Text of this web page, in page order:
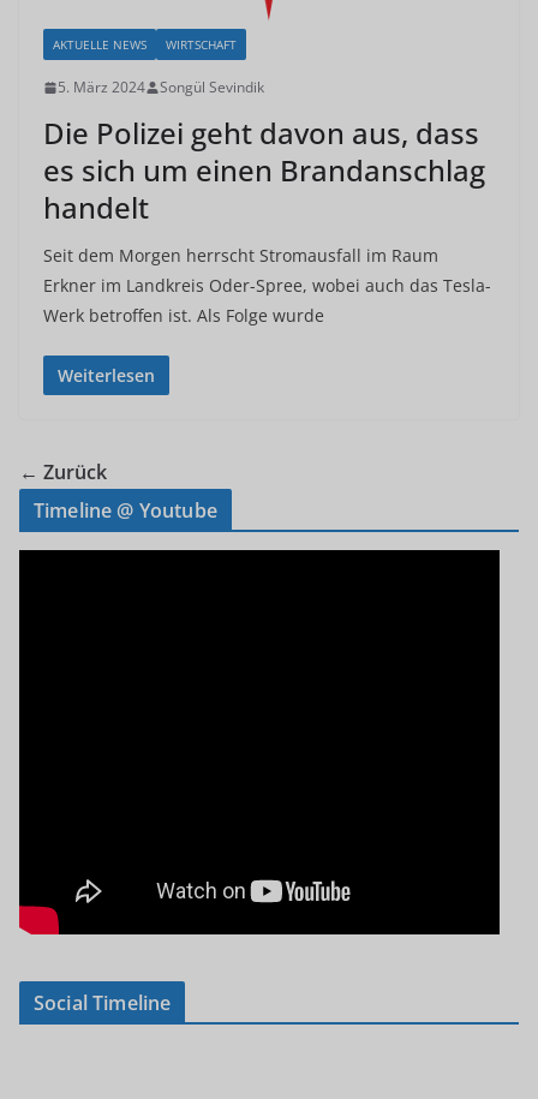
AKTUELLE NEWS WIRTSCHAFT
5. März 2024 Songül Sevindik
Die Polizei geht davon aus, dass
es sich um einen Brandanschlag
handelt
Seit dem Morgen herrscht Stromausfall im Raum
Erkner im Landkreis Oder-Spree, wobei auch das Tesla-
Werk betroffen ist. Als Folge wurde
Weiterlesen
← Zurück
Timeline @ Youtube
Social Timeline